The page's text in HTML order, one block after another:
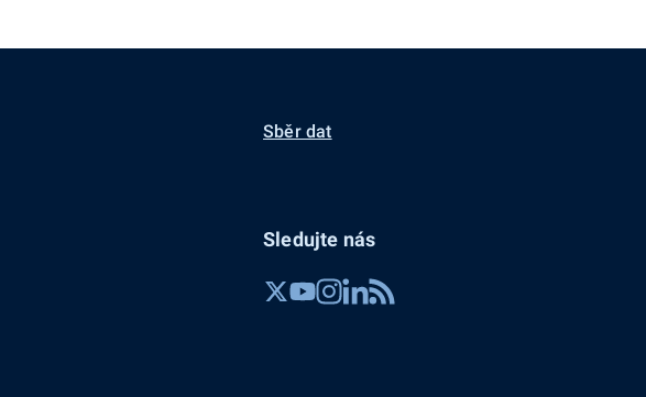
Sběr dat
Sledujte nás